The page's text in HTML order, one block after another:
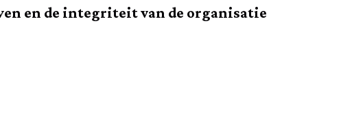
en de integriteit van de organisatie